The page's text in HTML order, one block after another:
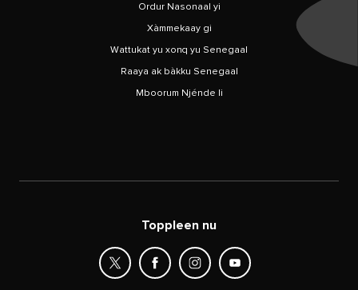
Ordur Nasonaal yi
Xàmmekaay gi
Wattukat yu xonq yu Senegaal
Raaya ak bàkku Senegaal
Mboorum Njénde li
Toppleen nu